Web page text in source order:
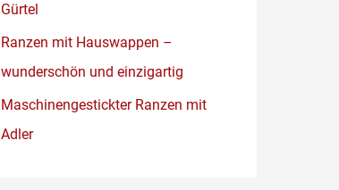
Gürtel
Ranzen mit Hauswappen –
wunderschön und einzigartig
Maschinengestickter Ranzen mit
Adler